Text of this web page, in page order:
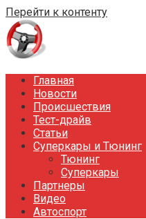
Перейти к контенту
Главная
Новости
Происшествия
Тест-драйв
Статьи
Суперкары и Тюнинг
Тюнинг
Суперкары
Партнеры
Видео
Автоспорт